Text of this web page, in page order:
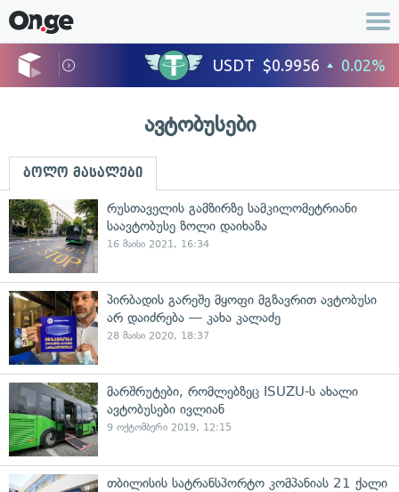
ავტობუსები
ბოლო მასალები
რუსთაველის გამზირზე სამკილომეტრიანი
საავტობუსე ზოლი დაიხაზა
16 მაისი 2021, 16:34
პირბადის გარეშე მყოფი მგზავრით ავტობუსი
არ დაიძრება — კახა კალაძე
28 მაისი 2020, 18:37
მარშრუტები, რომლებზეც ISUZU-ს ახალი
ავტობუსები ივლიან
9 ოქტომბერი 2019, 12:15
თბილისის სატრანსპორტო კომპანიას 21 ქალი